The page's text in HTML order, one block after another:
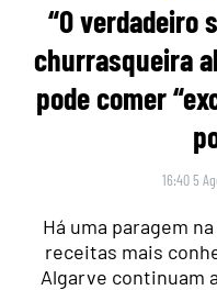
“O verdadeiro
churrasqueira
pode comer
16:40 5
Há uma paragem
receitas mais
Algarve continuam